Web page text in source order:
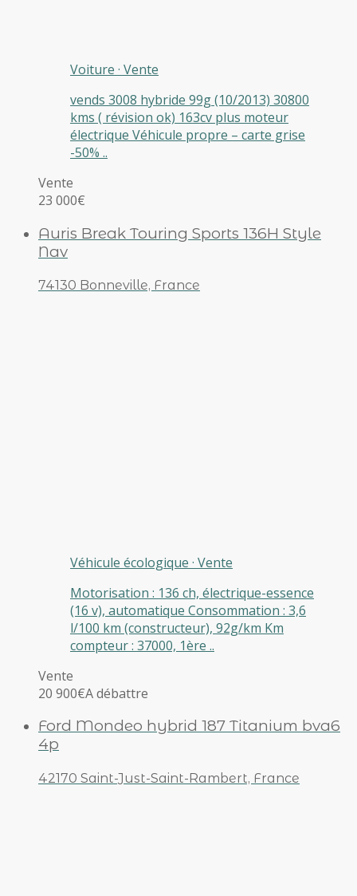
Voiture · Vente
vends 3008 hybride 99g (10/2013) 30800
kms ( révision ok) 163cv plus moteur
électrique Véhicule propre – carte grise
-50% ..
Vente
23 000€
Auris Break Touring Sports 136H Style
Nav
74130 Bonneville, France
Véhicule écologique · Vente
Motorisation : 136 ch, électrique-essence
(16 v), automatique Consommation : 3,6
l/100 km (constructeur), 92g/km Km
compteur : 37000, 1ère ..
Vente
20 900€A débattre
Ford Mondeo hybrid 187 Titanium bva6
4p
42170 Saint-Just-Saint-Rambert, France